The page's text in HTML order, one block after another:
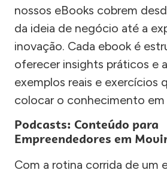
nossos eBooks cobrem
da ideia de negócio até a
inovação. Cada ebook é
oferecer insights práticos e
exemplos reais e exercícios
colocar o conhecimento em
Podcasts: Conteúdo para
Empreendedores em
Com a rotina corrida de um